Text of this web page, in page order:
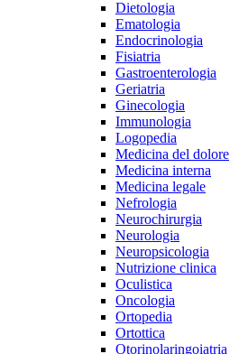
Dietologia
Ematologia
Endocrinologia
Fisiatria
Gastroenterologia
Geriatria
Ginecologia
Immunologia
Logopedia
Medicina del dolore
Medicina interna
Medicina legale
Nefrologia
Neurochirurgia
Neurologia
Neuropsicologia
Nutrizione clinica
Oculistica
Oncologia
Ortopedia
Ortottica
Otorinolaringoiatria